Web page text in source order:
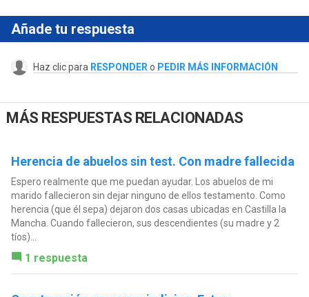
Añade tu respuesta
Haz clic para RESPONDER o PEDIR MÁS INFORMACIÓN
MÁS RESPUESTAS RELACIONADAS
Herencia de abuelos sin test. Con madre fallecida
Espero realmente que me puedan ayudar. Los abuelos de mi
marido fallecieron sin dejar ninguno de ellos testamento. Como
herencia (que él sepa) dejaron dos casas ubicadas en Castilla la
Mancha. Cuando fallecieron, sus descendientes (su madre y 2
tíos)...
1 respuesta